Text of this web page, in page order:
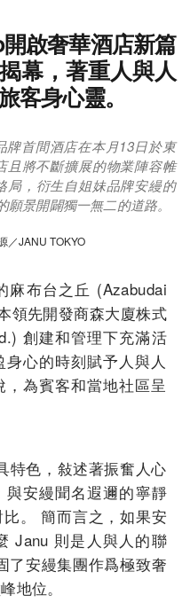
啟奢華酒店新篇
幕，著重人與人
客身心靈。
牌首間酒店在本月13日於東
且將不斷擴展的物業陣容帷
局，衍生自姐妹品牌安縵的
景開闢獨一無二的道路。
／JANU TOKYO
麻布台之丘 (Azabudai
領先開發商森大廈株式
創建和管理下充滿活
身心的時刻賦予人與人
為賓客和當地社區呈
特色， 敍述著振奮人心
與安縵聞名遐邇的寧靜
。 簡而言之，如果安
Janu 則是人與人的聯
了安縵集團作爲極致奢
地位。